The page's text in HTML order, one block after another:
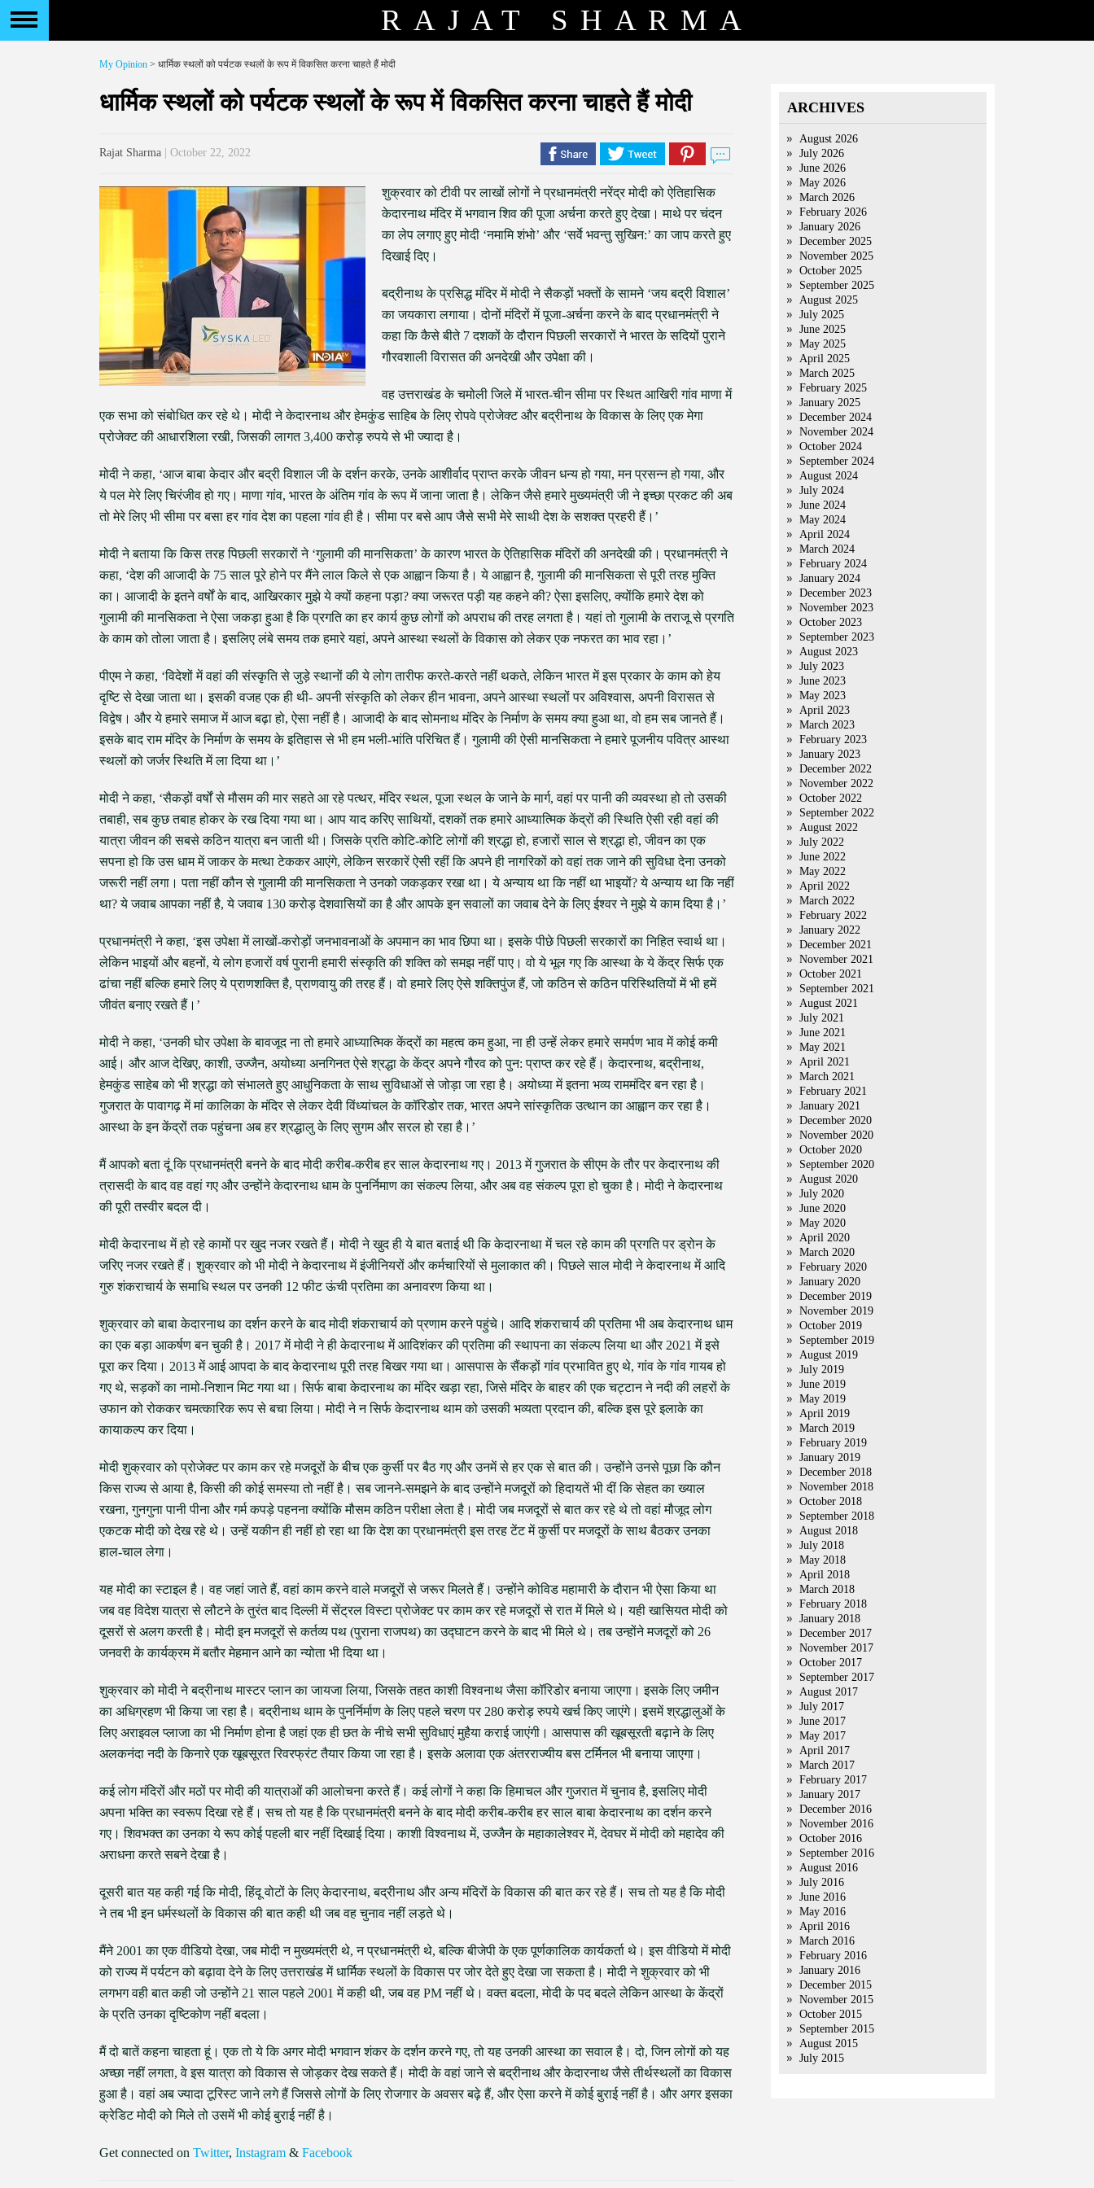
RAJAT SHARMA
My Opinion > धार्मिक स्थलों को पर्यटक स्थलों के रूप में विकसित करना चाहते हैं मोदी
धार्मिक स्थलों को पर्यटक स्थलों के रूप में विकसित करना चाहते हैं मोदी
Rajat Sharma | October 22, 2022
शुक्रवार को टीवी पर लाखों लोगों ने प्रधानमंत्री नरेंद्र मोदी को ऐतिहासिक
केदारनाथ मंदिर में भगवान शिव की पूजा अर्चना करते हुए देखा। माथे पर चंदन
का लेप लगाए हुए मोदी ‘नमामि शंभो’ और ‘सर्वे भवन्तु सुखिन:’ का जाप करते हुए
दिखाई दिए।
बद्रीनाथ के प्रसिद्ध मंदिर में मोदी ने सैकड़ों भक्तों के सामने ‘जय बद्री विशाल’
का जयकारा लगाया। दोनों मंदिरों में पूजा-अर्चना करने के बाद प्रधानमंत्री ने
कहा कि कैसे बीते 7 दशकों के दौरान पिछली सरकारों ने भारत के सदियों पुराने
गौरवशाली विरासत की अनदेखी और उपेक्षा की।
वह उत्तराखंड के चमोली जिले में भारत-चीन सीमा पर स्थित आखिरी गांव माणा में
एक सभा को संबोधित कर रहे थे। मोदी ने केदारनाथ और हेमकुंड साहिब के लिए रोपवे प्रोजेक्ट और बद्रीनाथ के विकास के लिए एक मेगा
प्रोजेक्ट की आधारशिला रखी, जिसकी लागत 3,400 करोड़ रुपये से भी ज्यादा है।
मोदी ने कहा, ‘आज बाबा केदार और बद्री विशाल जी के दर्शन करके, उनके आशीर्वाद प्राप्त करके जीवन धन्य हो गया, मन प्रसन्न हो गया, और
ये पल मेरे लिए चिरंजीव हो गए। माणा गांव, भारत के अंतिम गांव के रूप में जाना जाता है। लेकिन जैसे हमारे मुख्यमंत्री जी ने इच्छा प्रकट की अब
तो मेरे लिए भी सीमा पर बसा हर गांव देश का पहला गांव ही है। सीमा पर बसे आप जैसे सभी मेरे साथी देश के सशक्त प्रहरी हैं।’
मोदी ने बताया कि किस तरह पिछली सरकारों ने ‘गुलामी की मानसिकता’ के कारण भारत के ऐतिहासिक मंदिरों की अनदेखी की। प्रधानमंत्री ने
कहा, ‘देश की आजादी के 75 साल पूरे होने पर मैंने लाल किले से एक आह्वान किया है। ये आह्वान है, गुलामी की मानसिकता से पूरी तरह मुक्ति
का। आजादी के इतने वर्षों के बाद, आखिरकार मुझे ये क्यों कहना पड़ा? क्या जरूरत पड़ी यह कहने की? ऐसा इसलिए, क्योंकि हमारे देश को
गुलामी की मानसिकता ने ऐसा जकड़ा हुआ है कि प्रगति का हर कार्य कुछ लोगों को अपराध की तरह लगता है। यहां तो गुलामी के तराजू से प्रगति
के काम को तोला जाता है। इसलिए लंबे समय तक हमारे यहां, अपने आस्था स्थलों के विकास को लेकर एक नफरत का भाव रहा।’
पीएम ने कहा, ‘विदेशों में वहां की संस्कृति से जुड़े स्थानों की ये लोग तारीफ करते-करते नहीं थकते, लेकिन भारत में इस प्रकार के काम को हेय
दृष्टि से देखा जाता था। इसकी वजह एक ही थी- अपनी संस्कृति को लेकर हीन भावना, अपने आस्था स्थलों पर अविश्वास, अपनी विरासत से
विद्वेष। और ये हमारे समाज में आज बढ़ा हो, ऐसा नहीं है। आजादी के बाद सोमनाथ मंदिर के निर्माण के समय क्या हुआ था, वो हम सब जानते हैं।
इसके बाद राम मंदिर के निर्माण के समय के इतिहास से भी हम भली-भांति परिचित हैं। गुलामी की ऐसी मानसिकता ने हमारे पूजनीय पवित्र आस्था
स्थलों को जर्जर स्थिति में ला दिया था।’
मोदी ने कहा, ‘सैकड़ों वर्षों से मौसम की मार सहते आ रहे पत्थर, मंदिर स्थल, पूजा स्थल के जाने के मार्ग, वहां पर पानी की व्यवस्था हो तो उसकी
तबाही, सब कुछ तबाह होकर के रख दिया गया था। आप याद करिए साथियों, दशकों तक हमारे आध्यात्मिक केंद्रों की स्थिति ऐसी रही वहां की
यात्रा जीवन की सबसे कठिन यात्रा बन जाती थी। जिसके प्रति कोटि-कोटि लोगों की श्रद्धा हो, हजारों साल से श्रद्धा हो, जीवन का एक
सपना हो कि उस धाम में जाकर के मत्था टेककर आएंगे, लेकिन सरकारें ऐसी रहीं कि अपने ही नागरिकों को वहां तक जाने की सुविधा देना उनको
जरूरी नहीं लगा। पता नहीं कौन से गुलामी की मानसिकता ने उनको जकड़कर रखा था। ये अन्याय था कि नहीं था भाइयों? ये अन्याय था कि नहीं
था? ये जवाब आपका नहीं है, ये जवाब 130 करोड़ देशवासियों का है और आपके इन सवालों का जवाब देने के लिए ईश्वर ने मुझे ये काम दिया है।’
प्रधानमंत्री ने कहा, ‘इस उपेक्षा में लाखों-करोड़ों जनभावनाओं के अपमान का भाव छिपा था। इसके पीछे पिछली सरकारों का निहित स्वार्थ था।
लेकिन भाइयों और बहनों, ये लोग हजारों वर्ष पुरानी हमारी संस्कृति की शक्ति को समझ नहीं पाए। वो ये भूल गए कि आस्था के ये केंद्र सिर्फ एक
ढांचा नहीं बल्कि हमारे लिए ये प्राणशक्ति है, प्राणवायु की तरह हैं। वो हमारे लिए ऐसे शक्तिपुंज हैं, जो कठिन से कठिन परिस्थितियों में भी हमें
जीवंत बनाए रखते हैं।’
मोदी ने कहा, ‘उनकी घोर उपेक्षा के बावजूद ना तो हमारे आध्यात्मिक केंद्रों का महत्व कम हुआ, ना ही उन्हें लेकर हमारे समर्पण भाव में कोई कमी
आई। और आज देखिए, काशी, उज्जैन, अयोध्या अनगिनत ऐसे श्रद्धा के केंद्र अपने गौरव को पुन: प्राप्त कर रहे हैं। केदारनाथ, बद्रीनाथ,
हेमकुंड साहेब को भी श्रद्धा को संभालते हुए आधुनिकता के साथ सुविधाओं से जोड़ा जा रहा है। अयोध्या में इतना भव्य राममंदिर बन रहा है।
गुजरात के पावागढ़ में मां कालिका के मंदिर से लेकर देवी विंध्यांचल के कॉरिडोर तक, भारत अपने सांस्कृतिक उत्थान का आह्वान कर रहा है।
आस्था के इन केंद्रों तक पहुंचना अब हर श्रद्धालु के लिए सुगम और सरल हो रहा है।’
मैं आपको बता दूं कि प्रधानमंत्री बनने के बाद मोदी करीब-करीब हर साल केदारनाथ गए। 2013 में गुजरात के सीएम के तौर पर केदारनाथ की
त्रासदी के बाद वह वहां गए और उन्होंने केदारनाथ धाम के पुनर्निमाण का संकल्प लिया, और अब वह संकल्प पूरा हो चुका है। मोदी ने केदारनाथ
की पूरी तस्वीर बदल दी।
मोदी केदारनाथ में हो रहे कामों पर खुद नजर रखते हैं। मोदी ने खुद ही ये बात बताई थी कि केदारनाथा में चल रहे काम की प्रगति पर ड्रोन के
जरिए नजर रखते हैं। शुक्रवार को भी मोदी ने केदारनाथ में इंजीनियरों और कर्मचारियों से मुलाकात की। पिछले साल मोदी ने केदारनाथ में आदि
गुरु शंकराचार्य के समाधि स्थल पर उनकी 12 फीट ऊंची प्रतिमा का अनावरण किया था।
शुक्रवार को बाबा केदारनाथ का दर्शन करने के बाद मोदी शंकराचार्य को प्रणाम करने पहुंचे। आदि शंकराचार्य की प्रतिमा भी अब केदारनाथ धाम
का एक बड़ा आकर्षण बन चुकी है। 2017 में मोदी ने ही केदारनाथ में आदिशंकर की प्रतिमा की स्थापना का संकल्प लिया था और 2021 में इसे
पूरा कर दिया। 2013 में आई आपदा के बाद केदारनाथ पूरी तरह बिखर गया था। आसपास के सैंकड़ों गांव प्रभावित हुए थे, गांव के गांव गायब हो
गए थे, सड़कों का नामो-निशान मिट गया था। सिर्फ बाबा केदारनाथ का मंदिर खड़ा रहा, जिसे मंदिर के बाहर की एक चट्टान ने नदी की लहरों के
उफान को रोककर चमत्कारिक रूप से बचा लिया। मोदी ने न सिर्फ केदारनाथ थाम को उसकी भव्यता प्रदान की, बल्कि इस पूरे इलाके का
कायाकल्प कर दिया।
मोदी शुक्रवार को प्रोजेक्ट पर काम कर रहे मजदूरों के बीच एक कुर्सी पर बैठ गए और उनमें से हर एक से बात की। उन्होंने उनसे पूछा कि कौन
किस राज्य से आया है, किसी की कोई समस्या तो नहीं है। सब जानने-समझने के बाद उन्होंने मजदूरों को हिदायतें भी दीं कि सेहत का ख्याल
रखना, गुनगुना पानी पीना और गर्म कपड़े पहनना क्योंकि मौसम कठिन परीक्षा लेता है। मोदी जब मजदूरों से बात कर रहे थे तो वहां मौजूद लोग
एकटक मोदी को देख रहे थे। उन्हें यकीन ही नहीं हो रहा था कि देश का प्रधानमंत्री इस तरह टेंट में कुर्सी पर मजदूरों के साथ बैठकर उनका
हाल-चाल लेगा।
यह मोदी का स्टाइल है। वह जहां जाते हैं, वहां काम करने वाले मजदूरों से जरूर मिलते हैं। उन्होंने कोविड महामारी के दौरान भी ऐसा किया था
जब वह विदेश यात्रा से लौटने के तुरंत बाद दिल्ली में सेंट्रल विस्टा प्रोजेक्ट पर काम कर रहे मजदूरों से रात में मिले थे। यही खासियत मोदी को
दूसरों से अलग करती है। मोदी इन मजदूरों से कर्तव्य पथ (पुराना राजपथ) का उद्घाटन करने के बाद भी मिले थे। तब उन्होंने मजदूरों को 26
जनवरी के कार्यक्रम में बतौर मेहमान आने का न्योता भी दिया था।
शुक्रवार को मोदी ने बद्रीनाथ मास्टर प्लान का जायजा लिया, जिसके तहत काशी विश्वनाथ जैसा कॉरिडोर बनाया जाएगा। इसके लिए जमीन
का अधिग्रहण भी किया जा रहा है। बद्रीनाथ थाम के पुनर्निर्माण के लिए पहले चरण पर 280 करोड़ रुपये खर्च किए जाएंगे। इसमें श्रद्धालुओं के
लिए अराइवल प्लाजा का भी निर्माण होना है जहां एक ही छत के नीचे सभी सुविधाएं मुहैया कराई जाएंगी। आसपास की खूबसूरती बढ़ाने के लिए
अलकनंदा नदी के किनारे एक खूबसूरत रिवरफ्रंट तैयार किया जा रहा है। इसके अलावा एक अंतरराज्यीय बस टर्मिनल भी बनाया जाएगा।
कई लोग मंदिरों और मठों पर मोदी की यात्राओं की आलोचना करते हैं। कई लोगों ने कहा कि हिमाचल और गुजरात में चुनाव है, इसलिए मोदी
अपना भक्ति का स्वरूप दिखा रहे हैं। सच तो यह है कि प्रधानमंत्री बनने के बाद मोदी करीब-करीब हर साल बाबा केदारनाथ का दर्शन करने
गए। शिवभक्त का उनका ये रूप कोई पहली बार नहीं दिखाई दिया। काशी विश्वनाथ में, उज्जैन के महाकालेश्वर में, देवघर में मोदी को महादेव की
अराधना करते सबने देखा है।
दूसरी बात यह कही गई कि मोदी, हिंदू वोटों के लिए केदारनाथ, बद्रीनाथ और अन्य मंदिरों के विकास की बात कर रहे हैं। सच तो यह है कि मोदी
ने तब भी इन धर्मस्थलों के विकास की बात कही थी जब वह चुनाव नहीं लड़ते थे।
मैंने 2001 का एक वीडियो देखा, जब मोदी न मुख्यमंत्री थे, न प्रधानमंत्री थे, बल्कि बीजेपी के एक पूर्णकालिक कार्यकर्ता थे। इस वीडियो में मोदी
को राज्य में पर्यटन को बढ़ावा देने के लिए उत्तराखंड में धार्मिक स्थलों के विकास पर जोर देते हुए देखा जा सकता है। मोदी ने शुक्रवार को भी
लगभग वही बात कही जो उन्होंने 21 साल पहले 2001 में कही थी, जब वह PM नहीं थे। वक्त बदला, मोदी के पद बदले लेकिन आस्था के केंद्रों
के प्रति उनका दृष्टिकोण नहीं बदला।
मैं दो बातें कहना चाहता हूं। एक तो ये कि अगर मोदी भगवान शंकर के दर्शन करने गए, तो यह उनकी आस्था का सवाल है। दो, जिन लोगों को यह
अच्छा नहीं लगता, वे इस यात्रा को विकास से जोड़कर देख सकते हैं। मोदी के वहां जाने से बद्रीनाथ और केदारनाथ जैसे तीर्थस्थलों का विकास
हुआ है। वहां अब ज्यादा टूरिस्ट जाने लगे हैं जिससे लोगों के लिए रोजगार के अवसर बढ़े हैं, और ऐसा करने में कोई बुराई नहीं है। और अगर इसका
क्रेडिट मोदी को मिले तो उसमें भी कोई बुराई नहीं है।
Get connected on Twitter, Instagram & Facebook
ARCHIVES
August 2026
July 2026
June 2026
May 2026
March 2026
February 2026
January 2026
December 2025
November 2025
October 2025
September 2025
August 2025
July 2025
June 2025
May 2025
April 2025
March 2025
February 2025
January 2025
December 2024
November 2024
October 2024
September 2024
August 2024
July 2024
June 2024
May 2024
April 2024
March 2024
February 2024
January 2024
December 2023
November 2023
October 2023
September 2023
August 2023
July 2023
June 2023
May 2023
April 2023
March 2023
February 2023
January 2023
December 2022
November 2022
October 2022
September 2022
August 2022
July 2022
June 2022
May 2022
April 2022
March 2022
February 2022
January 2022
December 2021
November 2021
October 2021
September 2021
August 2021
July 2021
June 2021
May 2021
April 2021
March 2021
February 2021
January 2021
December 2020
November 2020
October 2020
September 2020
August 2020
July 2020
June 2020
May 2020
April 2020
March 2020
February 2020
January 2020
December 2019
November 2019
October 2019
September 2019
August 2019
July 2019
June 2019
May 2019
April 2019
March 2019
February 2019
January 2019
December 2018
November 2018
October 2018
September 2018
August 2018
July 2018
May 2018
April 2018
March 2018
February 2018
January 2018
December 2017
November 2017
October 2017
September 2017
August 2017
July 2017
June 2017
May 2017
April 2017
March 2017
February 2017
January 2017
December 2016
November 2016
October 2016
September 2016
August 2016
July 2016
June 2016
May 2016
April 2016
March 2016
February 2016
January 2016
December 2015
November 2015
October 2015
September 2015
August 2015
July 2015